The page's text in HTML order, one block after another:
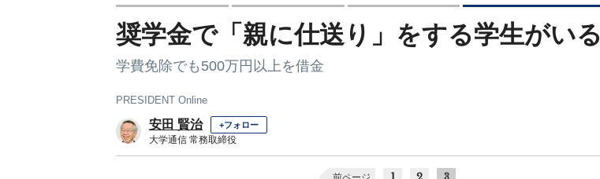
奨学金で「親に仕送り」をする学生がいる
学費免除でも500万円以上を借金
PRESIDENT Online
安田 賢治 +フォロー
大学通信 常務取締役